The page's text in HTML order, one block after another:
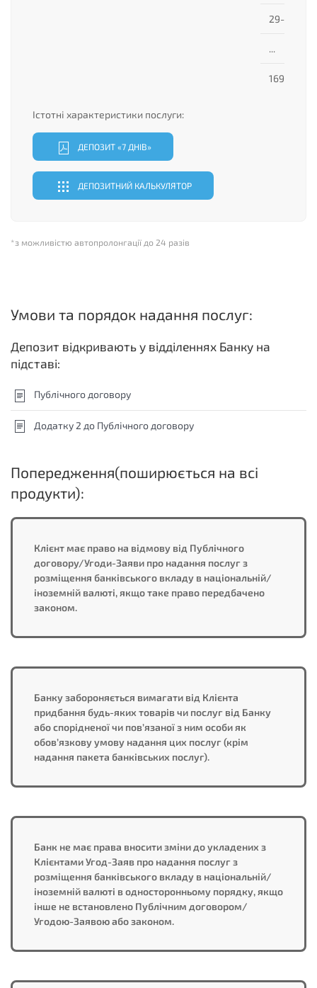
29-35
...
169-175
Істотні характеристики послуги:
ДЕПОЗИТ «7 ДНІВ»
ДЕПОЗИТНИЙ КАЛЬКУЛЯТОР
*з можливістю автопролонгації до 24 разів
Умови та порядок надання послуг:
Депозит відкривають у відділеннях Банку на
підставі:
Публічного договору
Додатку 2 до Публічного договору
Попередження(поширюється на всі
продукти):
Клієнт має право на відмову від Публічного
договору/Угоди-Заяви про надання послуг з
розміщення банківського вкладу в національній/
іноземній валюті, якщо таке право передбачено
законом.
Банку забороняється вимагати від Клієнта
придбання будь-яких товарів чи послуг від Банку
або спорідненої чи пов’язаної з ним особи як
обов’язкову умову надання цих послуг (крім
надання пакета банківських послуг).
Банк не має права вносити зміни до укладених з
Клієнтами Угод-Заяв про надання послуг з
розміщення банківського вкладу в національній/
іноземній валюті в односторонньому порядку, якщо
інше не встановлено Публічним договором/
Угодою-Заявою або законом.